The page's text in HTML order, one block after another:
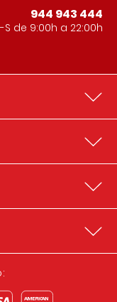
944 943 444
S de 9:00h a 22:00h